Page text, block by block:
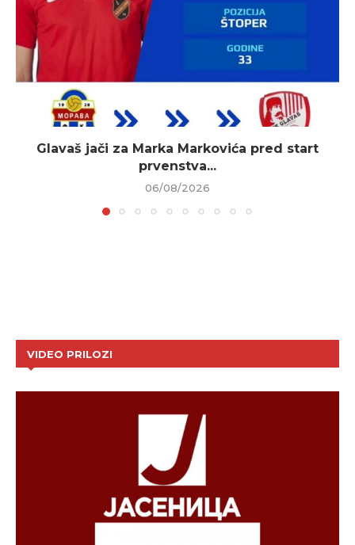
Glavaš jači za Marka Markovića pred start
prvenstva...
06/08/2026
VIDEO PRILOZI